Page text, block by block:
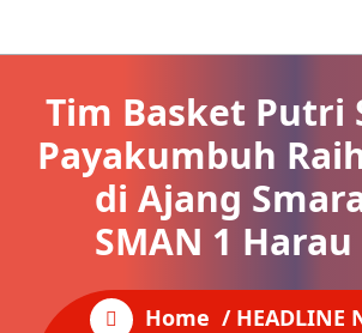
Tim Basket Putri
Payakumbuh
di Ajang
SMAN 1 Harau
Home / HEADLINE